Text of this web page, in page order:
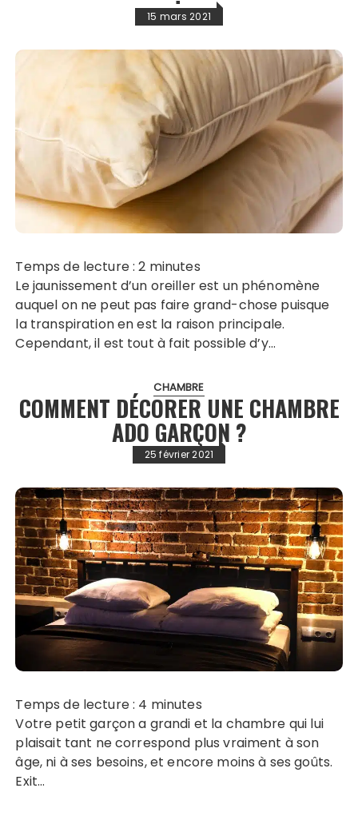
15 mars 2021
Temps de lecture :2 minutes
Le jaunissement d’un oreiller est un phénomène
auquel on ne peut pas faire grand-chose puisque
la transpiration en est la raison principale.
Cependant, il est tout à fait possible d’y…
CHAMBRE
COMMENT DÉCORER UNE CHAMBRE
ADO GARÇON ?
25 février 2021
Temps de lecture : 4 minutes
Votre petit garçon a grandi et la chambre qui lui
plaisait tant ne correspond plus vraiment à son
âge, ni à ses besoins, et encore moins à ses goûts.
Exit…